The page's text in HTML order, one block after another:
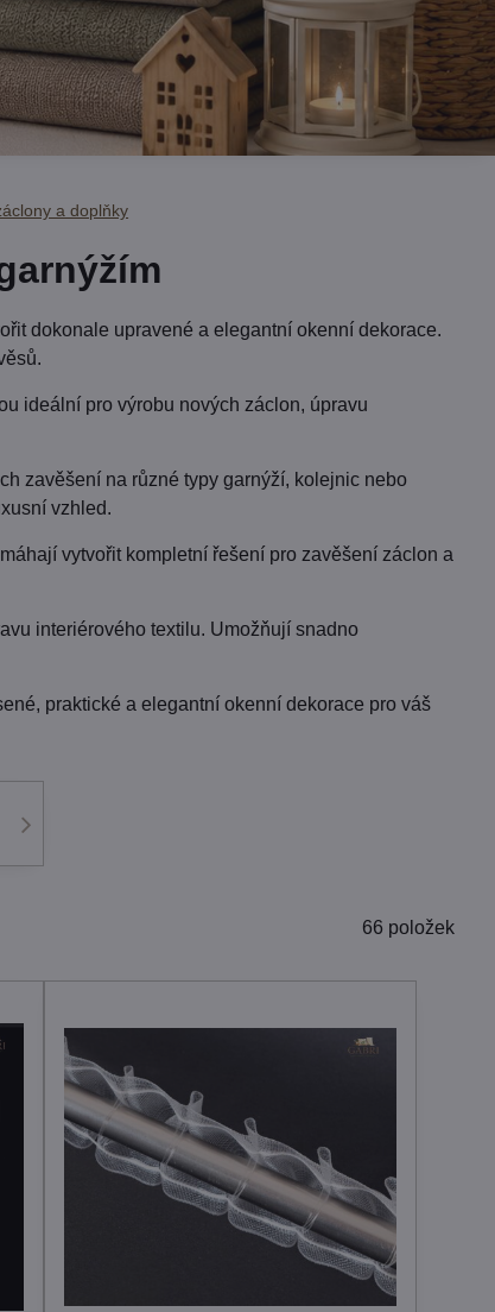
a doplňky
dokonale upravené a elegantní okenní dekorace.
ideální pro výrobu nových záclon, úpravu
zavěšení na různé typy garnýží, kolejnic nebo
vzhled.
vytvořit kompletní řešení pro zavěšení záclon a
interiérového textilu. Umožňují snadno
praktické a elegantní okenní dekorace pro váš
66 položek